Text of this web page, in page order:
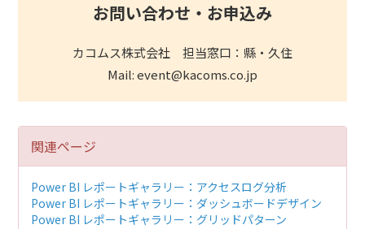
お問い合わせ・お申込み
カコムス株式会社 担当窓口：縣・久住
Mail: event@kacoms.co.jp
関連ページ
Power BI レポートギャラリー：アクセスログ分析
Power BI レポートギャラリー：ダッシュボードデザイン
Power BI レポートギャラリー：グリッドパターン